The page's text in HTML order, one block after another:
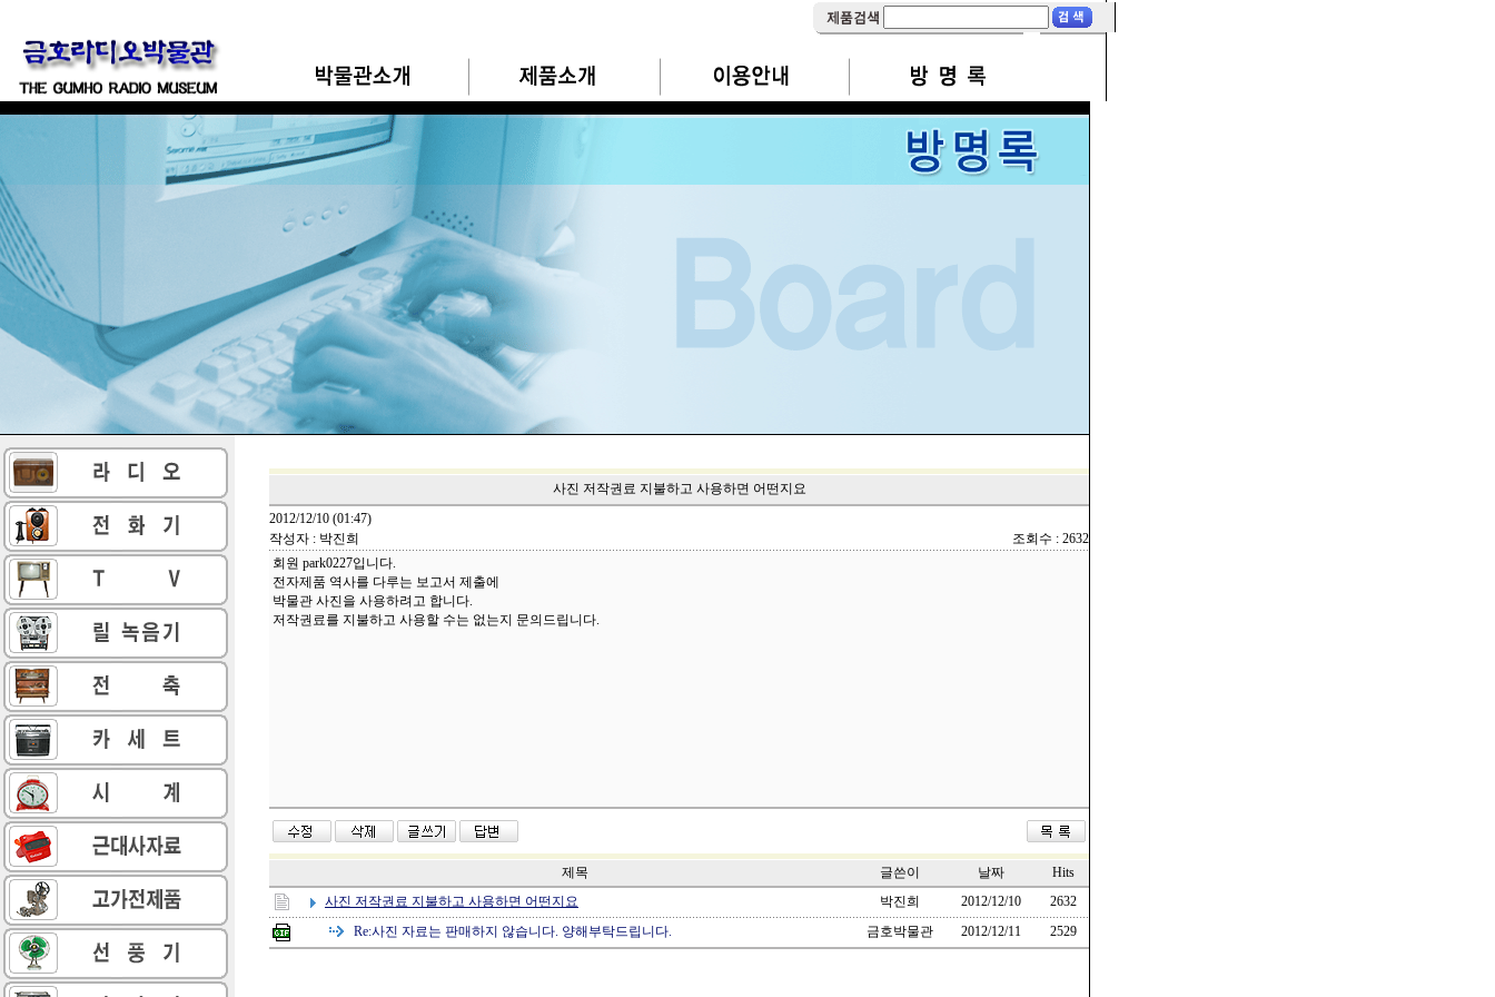
사진 저작권료 지불하고 사용하면 어떤지요
2012/12/10 (01:47)
작성자 : 박진희
조회수 : 2632
회원 park0227입니다.
전자제품 역사를 다루는 보고서 제출에
박물관 사진을 사용하려고 합니다.
저작권료를 지불하고 사용할 수는 없는지 문의드립니다.
제목 글쓴이 날짜
Hits
사진 저작권료 지불하고 사용하면 어떤지요
박진희 2012/12/10
2632
Re:사진 자료는 판매하지 않습니다. 양해부탁드립니다. 금호박물관 2012/12/11 2529